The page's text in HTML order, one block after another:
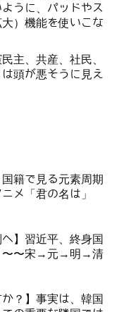
うに、パッドやス
）機能を使いこな
主、共産、社民、
頭が悪そうに見え
国籍で見る元素周期
メ「君の名は」
】習近平、終身国
〜〜宋→元→明→清
？】事実は、韓国